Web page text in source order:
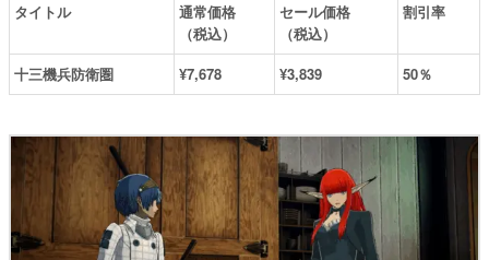
タイトル
通常価格
（税込）
セール価格
（税込）
割引率
十三機兵防衛圏 ¥7,678 ¥3,839 50％